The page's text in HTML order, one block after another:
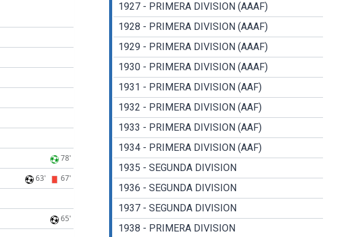
78'
63' 67'
65'
1927 - PRIMERA DIVISION (AAAF)
1928 - PRIMERA DIVISION (AAAF)
1929 - PRIMERA DIVISION (AAAF)
1930 - PRIMERA DIVISION (AAAF)
1931 - PRIMERA DIVISION (AAF)
1932 - PRIMERA DIVISION (AAF)
1933 - PRIMERA DIVISION (AAF)
1934 - PRIMERA DIVISION (AAF)
1935 - SEGUNDA DIVISION
1936 - SEGUNDA DIVISION
1937 - SEGUNDA DIVISION
1938 - PRIMERA DIVISION